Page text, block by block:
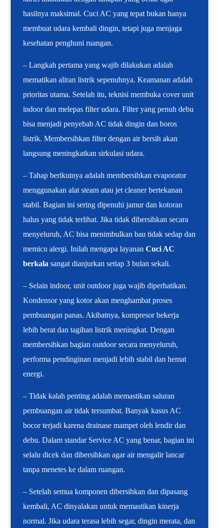
hasilnya maksimal. Cuci AC yang tepat bukan hanya
membuat udara kembali dingin, tetapi juga menjaga
kesehatan penghuni ruangan.
– Langkah pertama yang wajib dilakukan adalah
mematikan aliran listrik sepenuhnya. Keamanan adalah
prioritas utama. Setelah itu, teknisi membuka cover unit
indoor dan melepas filter udara. Filter yang penuh debu
bisa menjadi penyebab AC tidak dingin dan boros
listrik. Membersihkan filter dengan air bersih akan
langsung meningkatkan sirkulasi udara.
– Tahap berikutnya adalah membersihkan evaporator
menggunakan alat steam atau jet cleaner bertekanan
stabil. Bagian ini sering dipenuhi jamur dan kotoran
halus yang tidak terlihat. Jika tidak dibersihkan secara
menyeluruh, AC bisa menimbulkan bau tidak sedap dan
memicu alergi. Inilah mengapa layananCuci AC
berkala sangat dianjurkan setiap 3 bulan sekali.
– Selain indoor, unit outdoor juga wajib diperhatikan.
Kondensor yang kotor akan menghambat proses
pembuangan panas. Akibatnya, kompresor bekerja
lebih berat dan tagihan listrik meningkat. Dengan
membersihkan bagian outdoor secara menyeluruh,
performa pendinginan menjadi lebih stabil dan hemat
energi.
– Tidak kalah penting adalah memastikan saluran
pembuangan air tidak tersumbat. Banyak kasus AC
bocor terjadi karena drainase mampet oleh lendir dan
debu. Dalam standar Service AC yang benar, bagian ini
selalu dicek dan dibersihkan agar air mengalir lancar
tanpa menetes ke dalam ruangan.
– Setelah semua komponen dibersihkan dan dipasang
kembali, AC dinyalakan untuk memastikan kinerja
normal. Jika udara terasa lebih segar, dingin merata, dan